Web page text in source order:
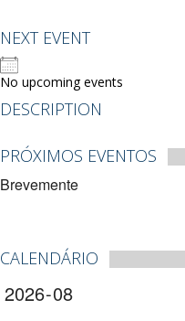
NEXT EVENT
No upcoming events
DESCRIPTION
PRÓXIMOS EVENTOS
Brevemente
CALENDÁRIO